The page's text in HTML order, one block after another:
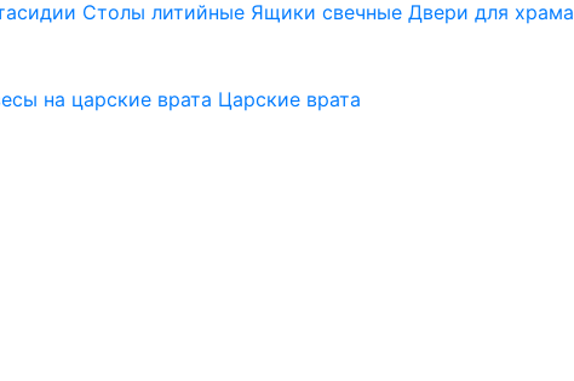
Столы литийные Ящики свечныеДвери для храма
на царские врата Царские врата